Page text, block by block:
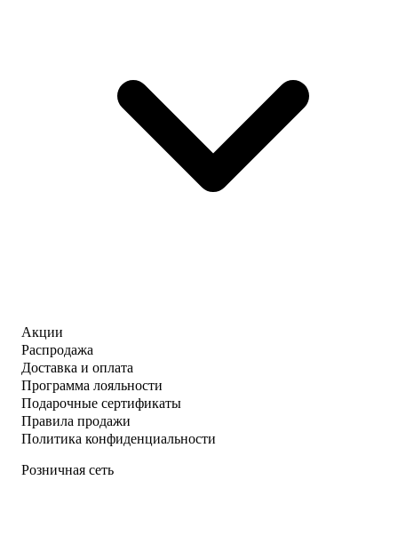
Акции
Распродажа
Доставка и оплата
Программа лояльности
Подарочные сертификаты
Правила продажи
Политика конфиденциальности
Розничная сеть